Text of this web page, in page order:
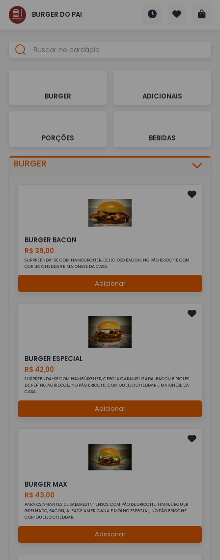
BURGER DO PAI
BURGER ADICIONAIS
PORÇÕES BEBIDAS
BURGER
BURGER BACON
R$ 39,00
SURPREENDA-SE COM HAMBÚRGUER, DELICIOSO BACON, NO PÃO BRIOCHE COM
QUEIJO CHEDDAR E MAIONESE DA CASA.
Adicionar
BURGER ESPECIAL
R$ 42,00
SURPREENDA-SE COM HAMBÚRGUER, CEBOLA CARAMELIZADA, BACON E PICLES
DE PEPINO AGRIDOCE, NO PÃO BRIOCHE COM QUEIJO CHEDDAR E MAIONESE DA
CASA.
Adicionar
BURGER MAX
R$ 43,00
PARA OS AMANTES DE SABORES INTENSOS, COM PÃO DE BRIOCHE, HAMBÚRGUER
GRELHADO, BACON, ALFACE AMERICANA E MOLHO ESPECIAL, NO PÃO BRIOCHE
COM QUEIJO CHEDDAR.
Adicionar